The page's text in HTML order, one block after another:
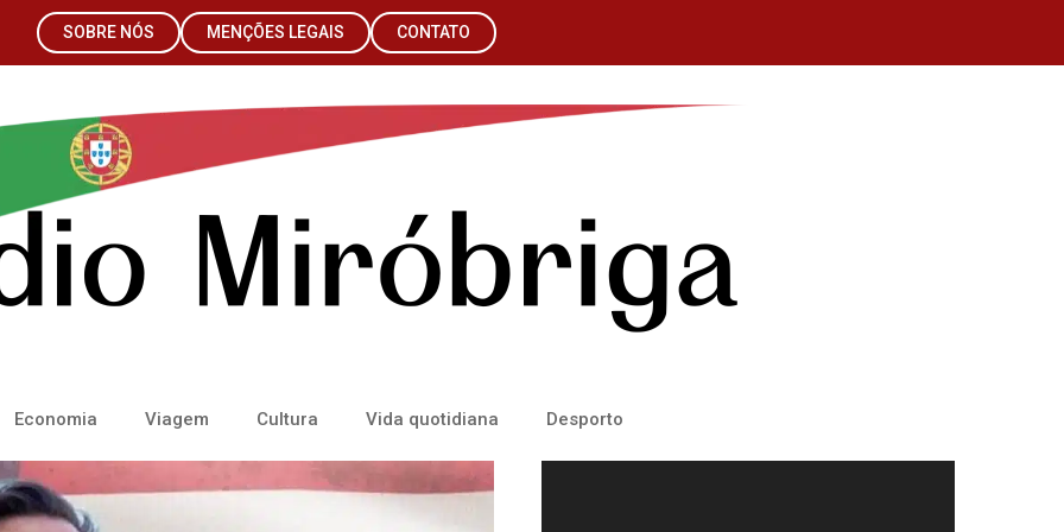
SOBRE NÓS MENÇÕES LEGAIS CONTATO
Economia Viagem Cultura Vida quotidiana Desporto